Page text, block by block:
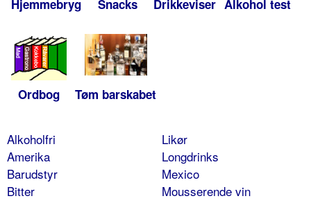
Hjemmebryg Snacks Drikkeviser Alkohol test
Ordbog Tøm barskabet
Alkoholfri
Amerika
Barudstyr
Bitter
Likør
Longdrinks
Mexico
Mousserende vin